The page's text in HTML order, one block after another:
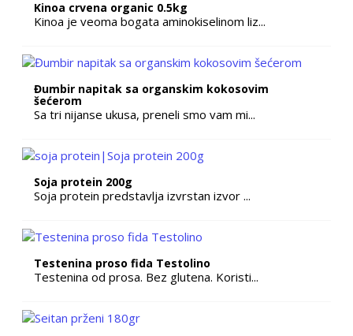
Kinoa crvena organic 0.5kg
Kinoa je veoma bogata aminokiselinom liz...
Đumbir napitak sa organskim kokosovim
šećerom
Sa tri nijanse ukusa, preneli smo vam mi...
Soja protein 200g
Soja protein predstavlja izvrstan izvor ...
Testenina proso fida Testolino
Testenina od prosa. Bez glutena. Koristi...